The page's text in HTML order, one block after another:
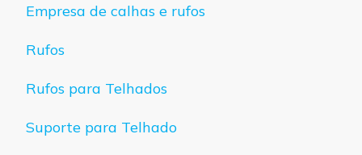
Empresa de calhas e rufos
Rufos
Rufos para Telhados
Suporte para Telhado